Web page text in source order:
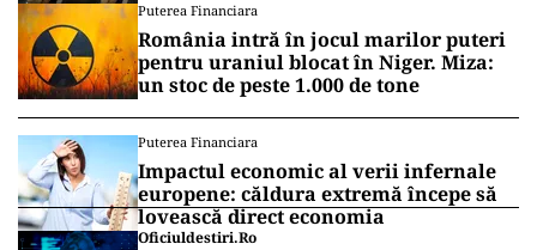
Puterea Financiara
România intră în jocul marilor puteri
pentru uraniul blocat în Niger. Miza:
un stoc de peste 1.000 de tone
Puterea Financiara
Impactul economic al verii infernale
europene: căldura extremă începe să
lovească direct economia
Oficiuldestiri.ro